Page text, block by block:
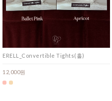
ERELL_Convertible Tights(홀)
12,000원